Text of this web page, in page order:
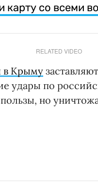
карту со всеми
RELATED VIDEO
в Крыму
удары по
но